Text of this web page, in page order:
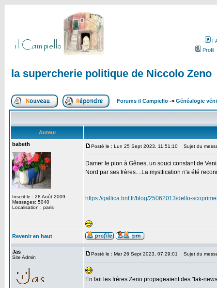
Profil
la supercherie politique de Niccolo Zeno
Forums il Campiello -> Généalogie
Auteur
babeth
Inscrit le : 28 Août 2009
Messages: 5040
Localisation : paris
Posté le : Lun 25 Sept 2023, 11:51:10 Sujet du
Damer le pion à Gênes, un souci constant de
Nord par ses frères....La mystfication n'a été
https://gallica.bnf.fr/blog/25062013/dello-
Revenir en haut
Jas
Site Admin
Posté le : Mar 26 Sept 2023, 07:29:01 Sujet du
En fait les frères Zeno propageaient des "fak-